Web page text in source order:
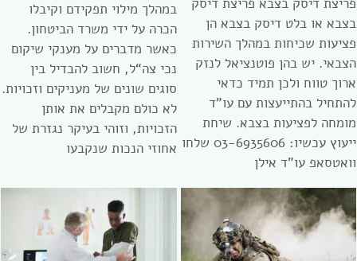
פריצת דיסק בצבא פריצת דיסק
בצבא או בלט דיסק בצבא הן
פציעות שכיחות במהלך השירות
הצבאי. יש בהן פוטנציאל לנזק
ארוך טווח ולכן תמיד כדאי
להתחיל בהתייעצות עם עו”ד
מומחה לפציעות בצבא. שיחת
ייעוץ עכשיו: 03-6935606 שלחו
וואטסאפ עו”ד אילן
במהלך מילוי תפקידם וקיבלו
הכרה על ידי משרד הביטחון.
כאשר מדברים על מענקי שיקום
נכי צה“ל, חשוב להבדיל בין
סוגים שונים של מעניקים וזכויות.
לא כולם מקבלים את אותן
הזכויות, וזוהי בעיקר נגזרת של
אחוזי הנכות שנקבעו